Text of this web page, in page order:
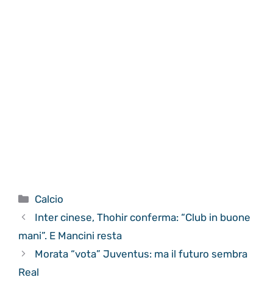
Categorie
Calcio
Inter cinese, Thohir conferma: “Club in buone
mani”. E Mancini resta
Morata “vota” Juventus: ma il futuro sembra
Real